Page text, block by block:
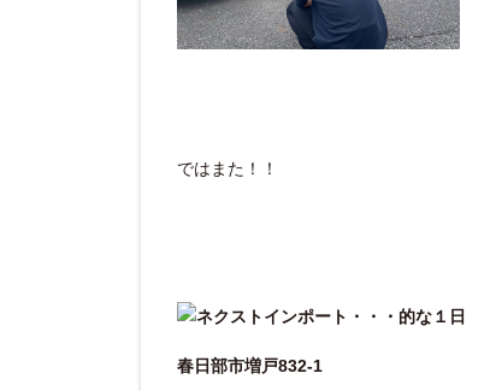
ではまた！！
春日部市増戸832-1